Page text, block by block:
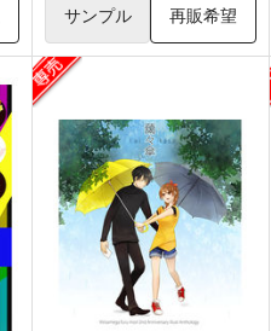
サンプル 再販希望